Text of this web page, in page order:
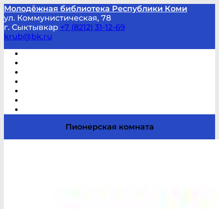
Молодёжная библиотека Республики Коми
ул. Коммунистическая, 78
г. Сыктывкар +7 (8212) 31-12-69
krub@bk.ru
Пионерская комната